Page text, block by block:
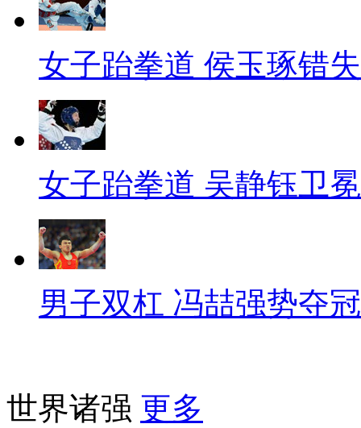
女子跆拳道 侯玉琢错
女子跆拳道 吴静钰卫冕
男子双杠 冯喆强势夺冠
世界诸强 更多